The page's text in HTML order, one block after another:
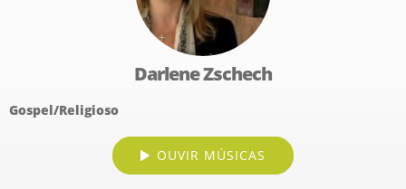
Darlene Zschech
Gospel/Religioso
OUVIR MÚSICAS